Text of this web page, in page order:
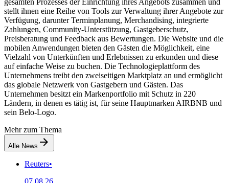
stellt ihnen eine Reihe von Tools zur Verwaltung ihrer Angebote zur
Verfügung, darunter Terminplanung, Merchandising, integrierte
Zahlungen, Community-Unterstützung, Gastgeberschutz,
Preisberatung und Feedback aus Bewertungen. Die Website und die
mobilen Anwendungen bieten den Gästen die Möglichkeit, eine
Vielzahl von Unterkünften und Erlebnissen zu erkunden und diese
auf einfache Weise zu buchen. Die Technologieplattform des
Unternehmens treibt den zweiseitigen Marktplatz an und ermöglicht
das globale Netzwerk von Gastgebern und Gästen. Das
Unternehmen besitzt ein Markenportfolio mit Schutz in 220
Ländern, in denen es tätig ist, für seine Hauptmarken AIRBNB und
sein Belo-Logo.
Mehr zum Thema
Alle News
Reuters•
07.08.26